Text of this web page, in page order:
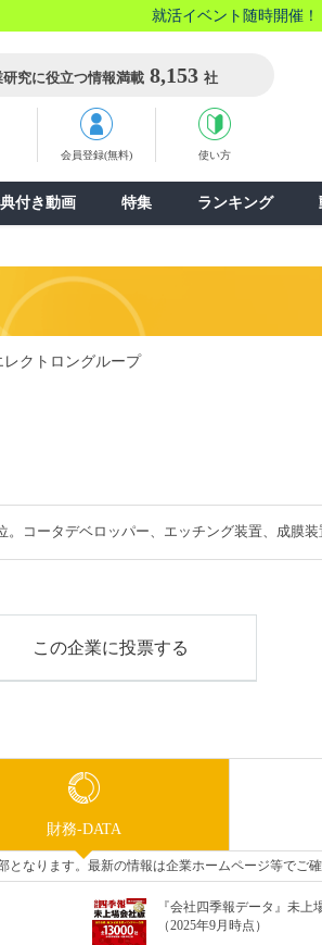
就活イベント随時開催！
研究に役立つ情報満載 8,153 社
会員登録(無料) 使い方
付き動画 特集 ランキング
レクトロングループ
。コータデベロッパー、エッチング装置、成膜
この企業に投票する
財務-DATA
なります。最新の情報は企業ホームページ等でご確
『会社四季報データ』未上
（2025年9月時点）